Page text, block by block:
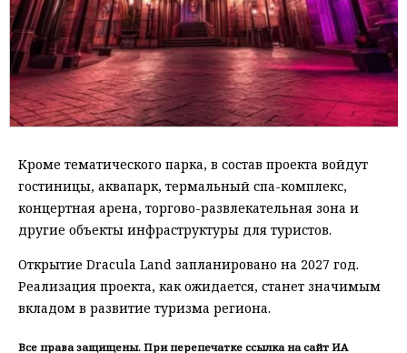
Кроме тематического парка, в состав проекта войдут
гостиницы, аквапарк, термальный спа-комплекс,
концертная арена, торгово-развлекательная зона и
другие объекты инфраструктуры для туристов.
Открытие Dracula Land запланировано на 2027 год.
Реализация проекта, как ожидается, станет значимым
вкладом в развитие туризма региона.
Все права защищены. При перепечатке ссылка на сайт ИА